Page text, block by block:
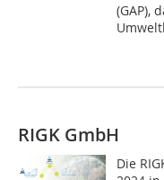
(GAP),
RIGK GmbH
Die